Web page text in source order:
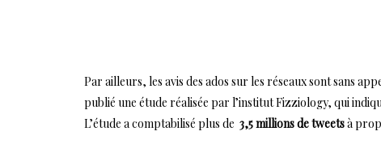
Par ailleurs, les avis des ados sur les réseaux sont sans
publié une étude réalisée par l’institut Fizziology, qui
L’étude a comptabilisé plus de 3,5 millions de tweetsà